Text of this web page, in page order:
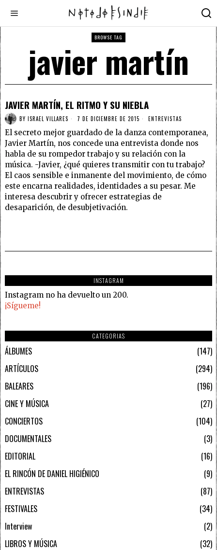
BROWSE TAG
javier martín
JAVIER MARTÍN, EL RITMO Y SU NIEBLA
BY ISRAEL VILLARES 7 DE DICIEMBRE DE 2015 ENTREVISTAS
El secreto mejor guardado de la danza contemporanea,
Javier Martín, nos concede una entrevista donde nos
habla de su rompedor trabajo y su relación con la
música. -Javier, ¿qué quieres transmitir con tu trabajo?
El caos sensible e inmanente del movimiento, de cómo
este encarna realidades, identidades a su pesar. Me
interesa descubrir y ofrecer estrategias de
desaparición, de desubjetivación.
INSTAGRAM
Instagram no ha devuelto un 200.
¡Sígueme!
CATEGORIAS
ÁLBUMES
147
ARTÍCULOS
294
BALEARES
196
CINE Y MÚSICA
27
CONCIERTOS
104
DOCUMENTALES
3
EDITORIAL
16
EL RINCÓN DE DANIEL HIGIÉNICO
9
ENTREVISTAS
87
FESTIVALES
34
Interview
2
LIBROS Y MÚSICA
32